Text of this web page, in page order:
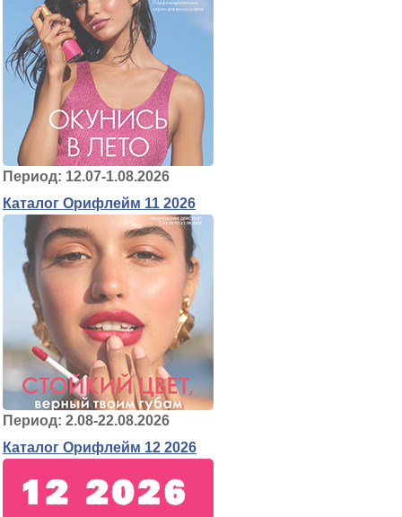
Период: 12.07-1.08.2026
Каталог Орифлейм 11 2026
Период: 2.08-22.08.2026
Каталог Орифлейм 12 2026